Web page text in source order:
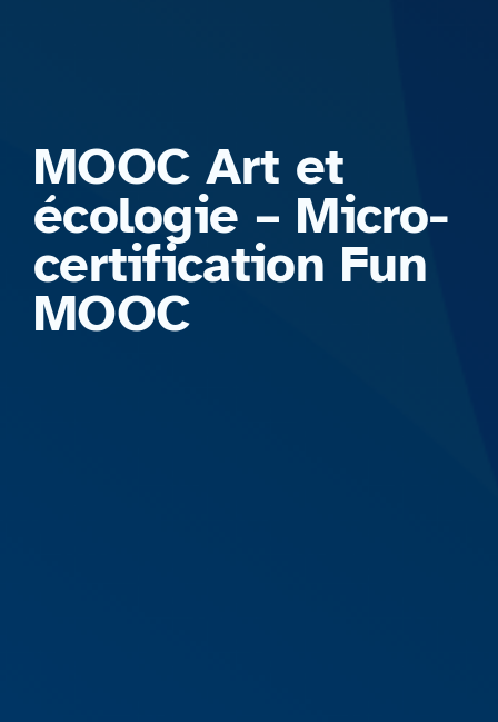
MOOC Art et
écologie – Micro-
certification Fun
MOOC